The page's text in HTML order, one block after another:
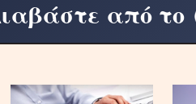
από το